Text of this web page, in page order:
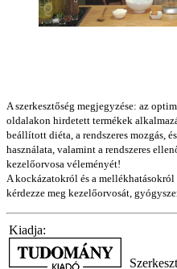
A szerkesztőség megjegyzése: az
oldalakon hirdetett termékek
beállított diéta, a rendszeres mozgás,
használata, valamint a rendszeres
kezelőorvosa véleményét!
A kockázatokról és a
kérdezze meg kezelőorvosát,
Kiadja: